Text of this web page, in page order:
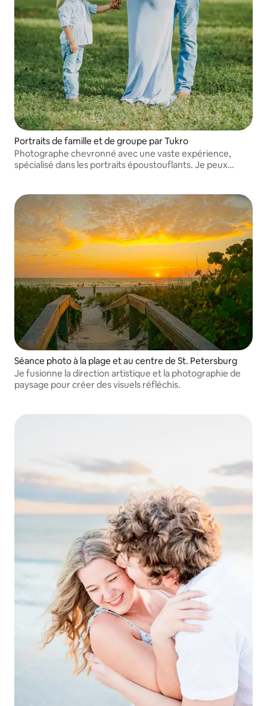
Portraits de famille et de groupe par Tukro
Photographe chevronné avec une vaste expérience,
spécialisé dans les portraits époustouflants. Je peux
encore
Séance photo à la plage et au centre de St. Petersburg
Je fusionne la direction artistique et la photographie de
paysage pour créer des visuels réfléchis.